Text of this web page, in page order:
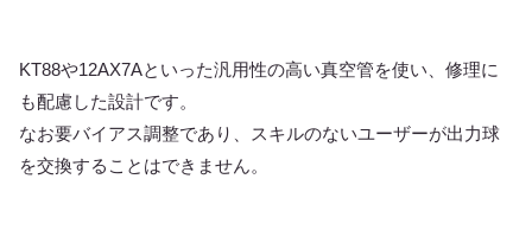
KT88や12AX7Aといった汎用性の高い真空管を使い、修理に
も配慮した設計です。
なお要バイアス調整であり、スキルのないユーザーが出力球
を交換することはできません。